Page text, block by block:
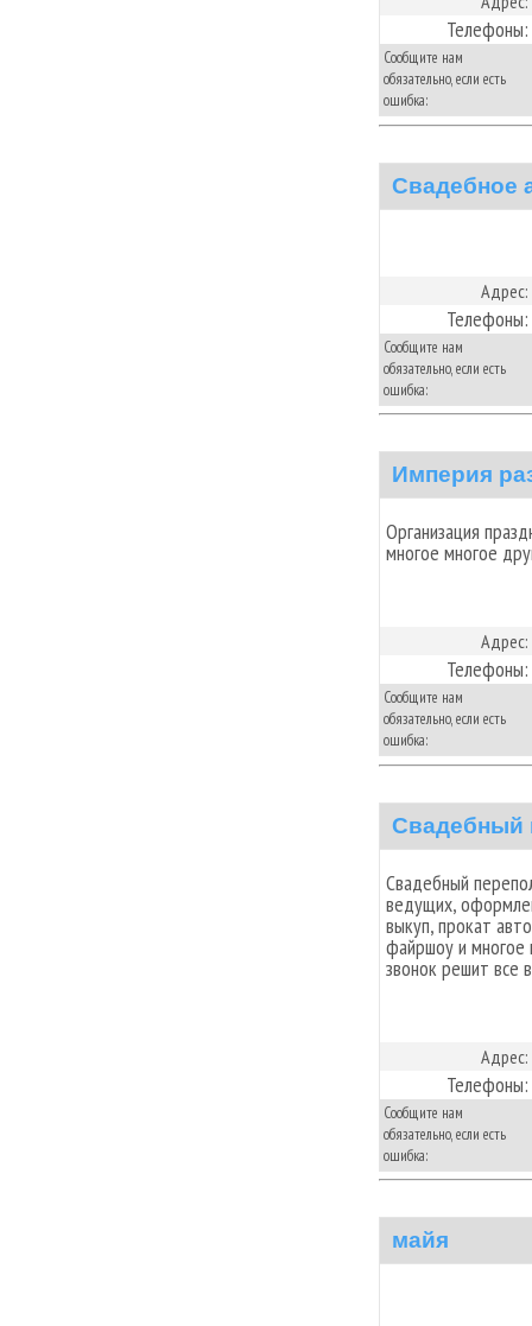
Телефоны:
Сообщите нам
обязательно, если есть
ошибка:
Свадебное
Адрес:
Телефоны:
Сообщите нам
обязательно, если есть
ошибка:
Империя
Организация
многое многое
Адрес:
Телефоны:
Сообщите нам
обязательно, если есть
ошибка:
Свадебный
Свадебный
ведущих,
выкуп, прокат
файршоу и
звонок решит все
Адрес:
Телефоны:
Сообщите нам
обязательно, если есть
ошибка:
майя